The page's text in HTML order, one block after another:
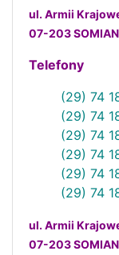
ul. Armii
07-203
Telefony
(29) 74
(29) 74
(29) 74
(29) 74
(29) 74
(29) 74
ul. Armii
07-203